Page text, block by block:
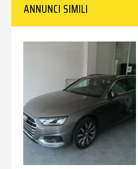
ANNUNCI SIMILI